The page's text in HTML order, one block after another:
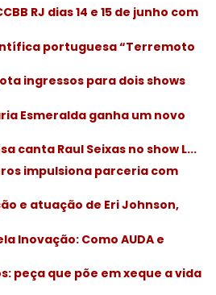
RJ dias 14 e 15 de junho com
portuguesa “Terremoto
ingressos para dois shows
Esmeralda ganha um novo
canta Raul Seixas no show L...
impulsiona parceria com
e atuação de Eri Johnson,
Inovação: Como AUDA e
peça que põe em xeque a vida